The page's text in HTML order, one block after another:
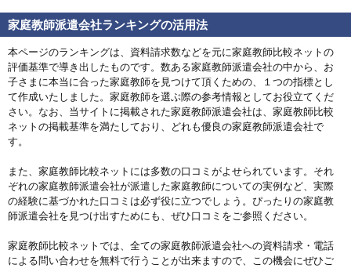
家庭教師派遣会社ランキングの活用法
本ページのランキングは、資料請求数などを元に家庭教師比較ネットの
評価基準で導き出したものです。数ある家庭教師派遣会社の中から、お
子さまに本当に合った家庭教師を見つけて頂くための、１つの指標とし
て作成いたしました。家庭教師を選ぶ際の参考情報としてお役立てくだ
さい。なお、当サイトに掲載された家庭教師派遣会社は、家庭教師比較
ネットの掲載基準を満たしており、どれも優良の家庭教師派遣会社で
す。
また、家庭教師比較ネットには多数の口コミがよせられています。それ
ぞれの家庭教師派遣会社が派遣した家庭教師についての実例など、実際
の経験に基づかれた口コミは必ず役に立つでしょう。ぴったりの家庭教
師派遣会社を見つけ出すためにも、ぜひ口コミをご参照ください。
家庭教師比較ネットでは、全ての家庭教師派遣会社への資料請求・電話
による問い合わせを無料で行うことが出来ますので、この機会にぜひご